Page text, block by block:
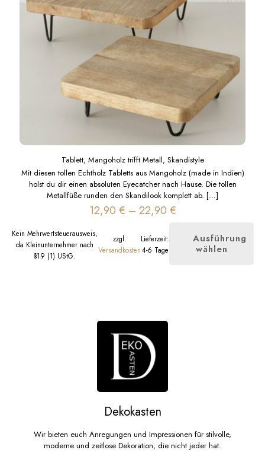
Tablett, Mangoholz trifft Metall, Skandistyle
Mit diesen tollen Echtholz Tabletts aus Mangoholz (made in Indien)
holst du dir einen absoluten Eyecatcher nach Hause. Die tollen
Metallfüße runden den Skandilook komplett ab. […]
12,90 € – 22,90 €
Kein Mehrwertsteuerausweis,
da Kleinunternehmer nach
§19 (1) UStG.
zzgl.
Versandkosten
Lieferzeit:
4-6 Tage
Ausführung
wählen
Dieses
Produkt
Dekokasten
Wir bieten euch Anregungen und Impressionen für stilvolle,
moderne und zeitlose Dekoration, die nicht jeder hat.